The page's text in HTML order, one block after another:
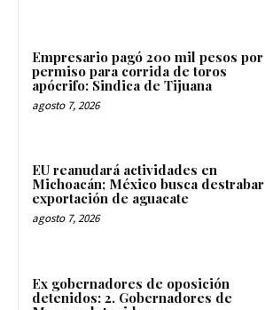
Empresario pagó 200 mil pesos por
permiso para corrida de toros
apócrifo: Sindica de Tijuana
agosto 7, 2026
EU reanudará actividades en
Michoacán; México busca destrabar
exportación de aguacate
agosto 7, 2026
Ex gobernadores de oposición
detenidos: 2. Gobernadores de